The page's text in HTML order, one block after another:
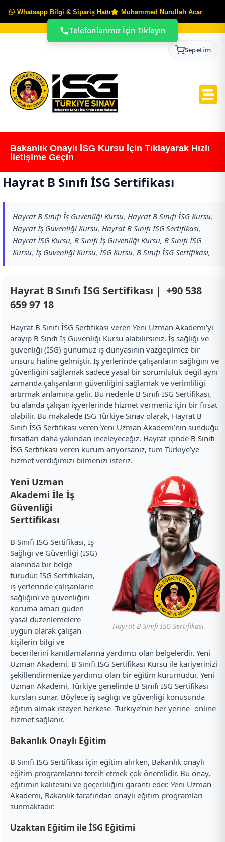
Whatsapp Bilgi & Sipariş Hattı Muhammed Nurullah Acar
Sepetim
Bakanlık Onaylı İSG Kursu İçin Tıklayarak Hızlı
İletişime Geçin
Hayrat B Sınıfı İSG Sertifikası
Hayrat B Sınıfı İş Güvenliği Kursu, Hayrat B Sınıfı İSG Kursu,
Hayrat İş Güvenliği Kursu, Hayrat B Sınıfı İSG Sertifikası,
Hayrat İSG Kursu, B Sınıfı İş Güvenliği Kursu, B Sınıfı İSG
Kursu, İş Güvenliği Kursu, İSG Kursu, B Sınıfı İSG Sertifikası,
Hayrat B Sınıfı İSG Sertifikası | +90 538
659 97 18
Hayrat B Sınıfı İSG Sertifikası veren Yeni Uzman Akademi’yi
arayıp B Sınıfı İş Güvenliği Kursu alabilirsiniz. İş sağlığı ve
güvenliği (İSG) günümüz iş dünyasının vazgeçilmez bir
unsuru haline gelmiştir. İş yerlerinde çalışanların sağlığını ve
güvenliğini sağlamak sadece yasal bir sorumluluk değil aynı
zamanda çalışanların güvenliğini sağlamak ve verimliliği
artırmak anlamına gelir. Bu nedenle B Sınıfı İSG Sertifikası,
bu alanda çalışan işyerlerinde hizmet vermeniz için bir fırsat
olabilir. Bu makalede İSG Türkiye Sınav olarak, Hayrat B
Sınıfı İSG Sertifikası veren Yeni Uzman Akademi’nin sunduğu
fırsatları daha yakından inceleyeceğiz. Hayrat içinde B Sınıfı
İSG Sertifikası veren kurum arıyorsanız, tüm Türkiye’ye
hizmet verdiğimizi bilmenizi isteriz.
Hayrat B Sınıfı İSG Sertifikası
Yeni Uzman
Akademi İle İş
Güvenliği
Serttifikası
B Sınıfı İSG Sertifikası, İş
Sağlığı ve Güvenliği (İSG)
alanında bir belge
türüdür. İSG Sertifikaları,
iş yerlerinde çalışanların
sağlığını ve güvenliğini
koruma amacı güden
yasal düzenlemelere
uygun olarak çalışan
kişilerin bilgi ve
becerilerini kanıtlamalarına yardımcı olan belgelerdir. Yeni
Uzman Akademi, B Sınıfı İSG Sertifikası Kursu ile kariyerinizi
şekillendirmenize yardımcı olan bir eğitim kurumudur. Yeni
Uzman Akademi, Türkiye genelinde B Sınıfı İSG Sertifikası
kursları sunar. Böylece iş sağlığı ve güvenliği konusunda
eğitim almak isteyen herkese -Türkiye’nin her yerine- online
hizmet sağlanır.
Bakanlık Onaylı Eğitim
B Sınıfı İSG Sertifikası için eğitim alırken, Bakanlık onaylı
eğitim programlarını tercih etmek çok önemlidir. Bu onay,
eğitimin kalitesini ve geçerliliğini garanti eder. Yeni Uzman
Akademi, Bakanlık tarafından onaylı eğitim programları
sunmaktadır.
Uzaktan Eğitim ile İSG Eğitimi
Telefonlarımız İçin Tıklayın